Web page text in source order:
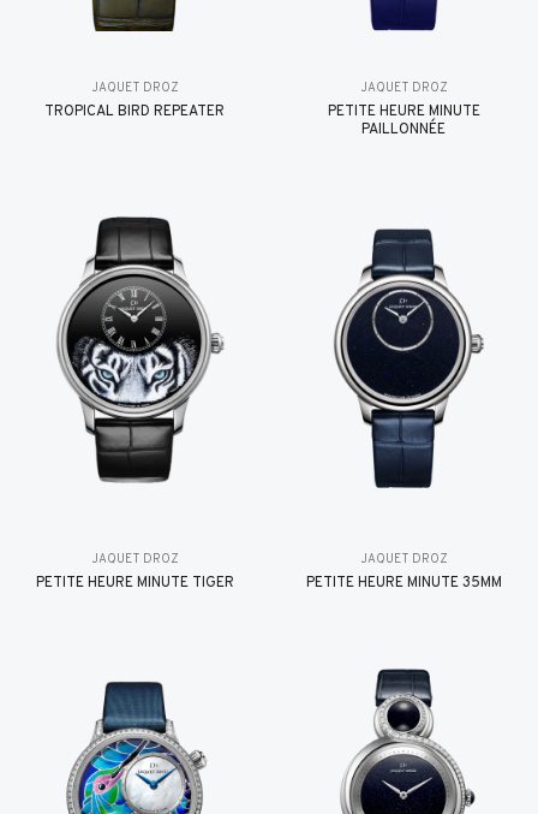
JAQUET DROZ
TROPICAL BIRD REPEATER
JAQUET DROZ
PETITE HEURE MINUTE
PAILLONNÉE
JAQUET DROZ
PETITE HEURE MINUTE TIGER
JAQUET DROZ
PETITE HEURE MINUTE 35MM